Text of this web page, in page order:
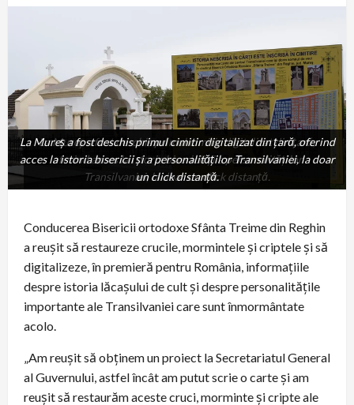
La Mureș a fost deschis primul cimitir digitalizat din țară,
oferind acces la istoria bisericii și a personalităților
Transilvaniei, la doar un click distanță.
La Mureș a fost deschis primul cimitir digitalizat din țară, oferind
acces la istoria bisericii și a personalităților Transilvaniei, la doar
un click distanță.
Conducerea Bisericii ortodoxe Sfânta Treime din Reghin
a reușit să restaureze crucile, mormintele și criptele și să
digitalizeze, în premieră pentru România, informațiile
despre istoria lăcașului de cult și despre personalitățile
importante ale Transilvaniei care sunt înmormântate
acolo.
„Am reușit să obținem un proiect la Secretariatul General
al Guvernului, astfel încât am putut scrie o carte și am
reușit să restaurăm aceste cruci, morminte și cripte ale